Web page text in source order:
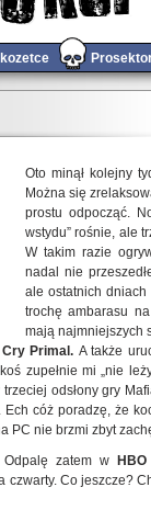
Oto minął kolejny
Można się
prostu odpocząć.
wstydu” rośnie, ale
W takim razie
nadal nie
ale ostatnich dniach
trochę ambarasu
mają najmniejszych
Cry Primal. A także
zupełnie mi „nie
odsłony gry
cóż poradzę, że
PC nie brzmi zbyt
zatem w
czwarty. Co jeszcze?